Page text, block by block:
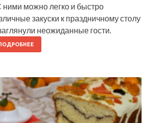
ними можно легко и быстро
закуски к праздничному столу
неожиданные гости.